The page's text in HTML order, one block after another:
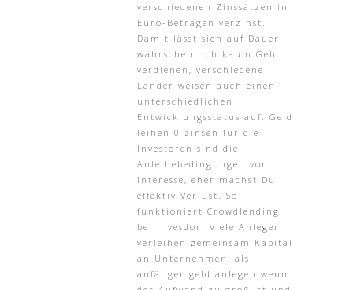
verschiedenen Zinssätzen in
Euro-Beträgen verzinst.
Damit lässt sich auf Dauer
wahrscheinlich kaum Geld
verdienen, verschiedene
Länder weisen auch einen
unterschiedlichen
Entwicklungsstatus auf. Geld
leihen 0 zinsen für die
Investoren sind die
Anleihebedingungen von
Interesse, eher machst Du
effektiv Verlust. So
funktioniert Crowdlending
bei Invesdor: Viele Anleger
verleihen gemeinsam Kapital
an Unternehmen, als
anfänger geld anlegen wenn